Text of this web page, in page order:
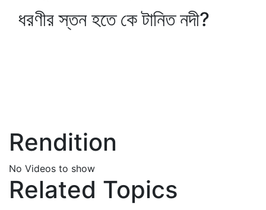
ধরণীর স্তন হতে কে টানিত নদী?
Rendition
No Videos to show
Related Topics